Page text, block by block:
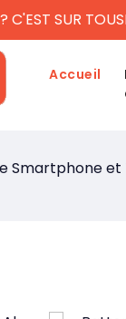
C'EST SUR
Accueil
Smartphone et